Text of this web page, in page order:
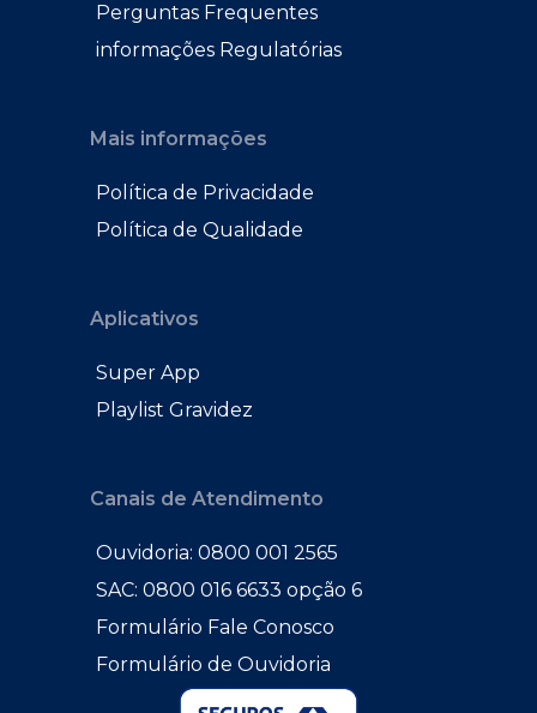
Perguntas Frequentes
informações Regulatórias
Mais informações
Política de Privacidade
Política de Qualidade
Aplicativos
Super App
Playlist Gravidez
Canais de Atendimento
Ouvidoria: 0800 001 2565
SAC: 0800 016 6633 opção 6
Formulário Fale Conosco
Formulário de Ouvidoria